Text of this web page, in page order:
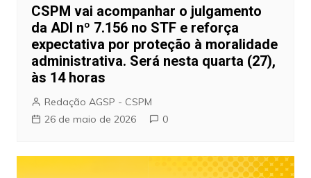
CSPM vai acompanhar o julgamento
da ADI nº 7.156 no STF e reforça
expectativa por proteção à moralidade
administrativa. Será nesta quarta (27),
às 14 horas
Redação AGSP - CSPM
26 de maio de 2026
0